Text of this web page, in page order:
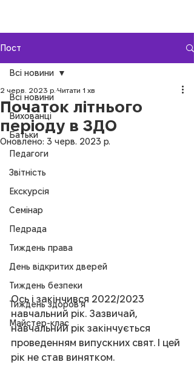
Пост
Всі новини
Вихованці
Батьки
Педагоги
Звітність
Екскурсія
Семінар
Педрада
Тиждень права
День відкритих дверей
Тиждень безпеки
Тиждень здоров'я
Майстер-клас
Всі новини
Початок літнього
періоду в ЗДО
2 черв. 2023 р. Читати 1 хв
Оновлено: 3 черв. 2023 р.
Ось і закінчився 2022/2023
навчальний рік. Зазвичай,
навчальний рік закінчується
проведенням випускних свят. І цей
рік не став винятком.